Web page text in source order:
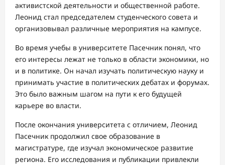
активистской деятельности и общественной работе.
Леонид стал председателем студенческого совета и
организовывал различные мероприятия на кампусе.
Во время учебы в университете Пасечник понял, что
его интересы лежат не только в области экономики, но
и в политике. Он начал изучать политическую науку и
принимать участие в политических дебатах и форумах.
Это было важным шагом на пути к его будущей
карьере во власти.
После окончания университета с отличием, Леонид
Пасечник продолжил свое образование в
магистратуре, где изучал экономическое развитие
региона. Его исследования и публикации привлекли